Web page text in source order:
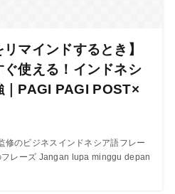
マインドするとき】
使える！インドネシ
｜PAGI PAGI POST×
のビジネスインドネシア語フレー
レーズ Jangan lupa minggu depan